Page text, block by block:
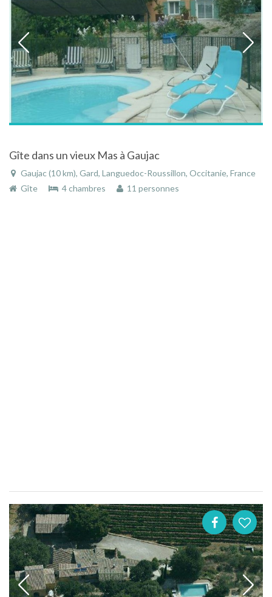
Gîte dans un vieux Mas à Gaujac
Gaujac (10 km), Gard, Languedoc-Roussillon, Occitanie, France
Gîte
4 chambres 11 personnes